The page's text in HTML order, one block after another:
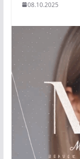
08.10.2025